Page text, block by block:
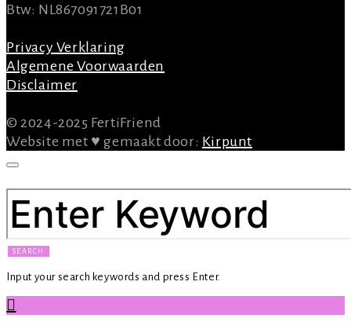
Btw: NL867091721B01
Privacy Verklaring
Algemene Voorwaarden
Disclaimer
© 2024-2025 FertiFriend
Website met ♥ gemaakt door: Kirpunt
SEARCH
Input your search keywords and press Enter.